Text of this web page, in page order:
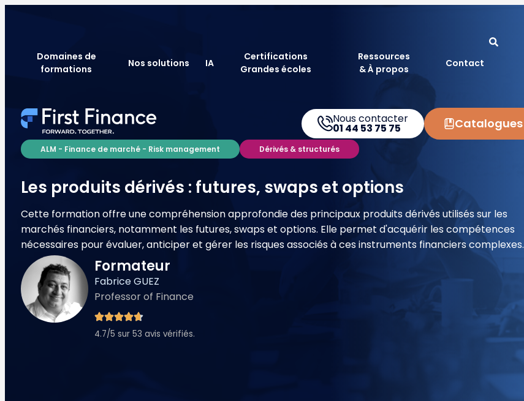
Domaines de
formations
Nos solutions IA
Certifications
Grandes écoles
Ressources
& À propos
Contact
Catalogues
Nous contacter
01 44 53 75 75
ALM - Finance de marché - Risk management Dérivés & structurés
Les produits dérivés : futures, swaps et options
Cette formation offre une compréhension approfondie des principaux produits dérivés utilisés sur les
marchés financiers, notamment les futures, swaps et options. Elle permet d'acquérir les compétences
nécessaires pour évaluer, anticiper et gérer les risques associés à ces instruments financiers complexes.
Formateur
Fabrice GUEZ
Professor of Finance
4.7/5 sur 53 avis vérifiés.